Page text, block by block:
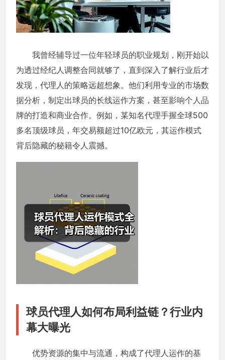
我曾经辅导过一位年轻球员的职业规划，刚开始以
为透过经纪人调整合同就够了，直到深入了解行业后才
发现，代理人的策略远超想象。他们利用专业的市场数
据分析，制定出球员的长线运作方案，甚至影响个人品
牌的打造和商业合作。例如，某知名代理手握全球500
多名顶级球员，年交易额超过10亿欧元，其运作模式
背后隐藏的秘籍令人震撼。
球员代理人如何布局利益链？行业内
幕大曝光
优势资源的集中与流通，构成了代理人运作的基